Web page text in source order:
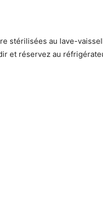
stérilisées au lave-
et réservez au